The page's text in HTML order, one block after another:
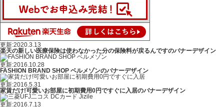
更新:2020.3.13
楽天の新しい医療保険は使わなかった分の保険料が戻るんですのバナーデザイン
更新:2016.10.28
FASHION BRAND SHOP ベルメゾンのバナーデザイン
更新:2016.5.31
家賃だけ!可愛いお部屋に初期費用0円ですぐに入居のバナーデザイン
更新:2016.7.13